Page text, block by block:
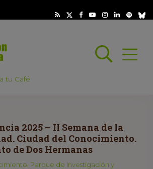
Abrir
tu Café
2025 – II Semana de la
Ciudad del Conocimiento.
de Dos Hermanas
Parque de Investigación y